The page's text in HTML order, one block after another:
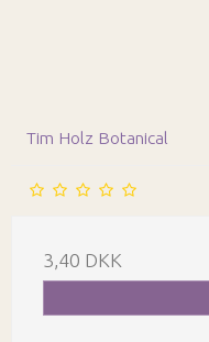
Tim Holz Botanical
3,40 DKK